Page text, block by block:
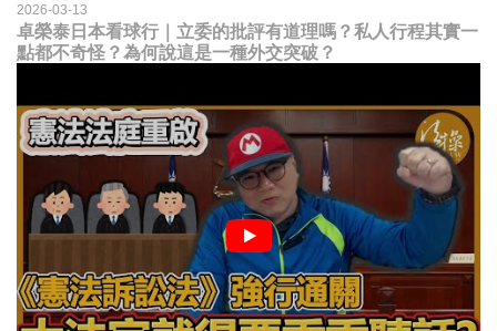
2026-03-13
卓榮泰日本看球行｜立委的批評有道理嗎？私人行程其實一
點都不奇怪？為何說這是一種外交突破？